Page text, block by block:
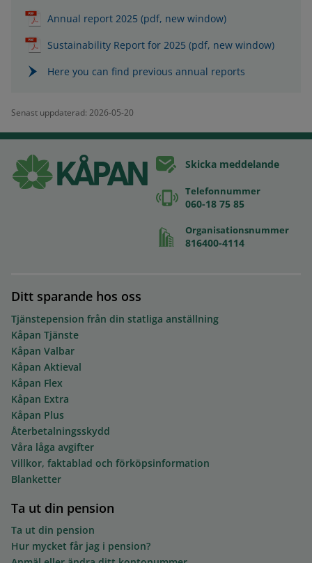
Annual report 2025 (pdf, new window)
Sustainability Report for 2025 (pdf, new window)
Here you can find previous annual reports
Senast uppdaterad: 2026-05-20
Skicka meddelande
Telefonnummer
060-18 75 85
Organisationsnummer
816400-4114
Ditt sparande hos oss
Tjänstepension från din statliga anställning
Kåpan Tjänste
Kåpan Valbar
Kåpan Aktieval
Kåpan Flex
Kåpan Extra
Kåpan Plus
Återbetalningsskydd
Våra låga avgifter
Villkor, faktablad och förköpsinformation
Blanketter
Ta ut din pension
Ta ut din pension
Hur mycket får jag i pension?